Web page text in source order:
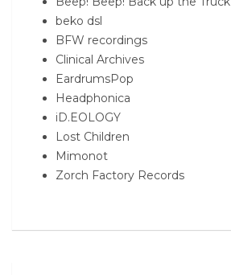
beko dsl
BFW recordings
Clinical Archives
EardrumsPop
Headphonica
iD.EOLOGY
Lost Children
Mimonot
Zorch Factory Records